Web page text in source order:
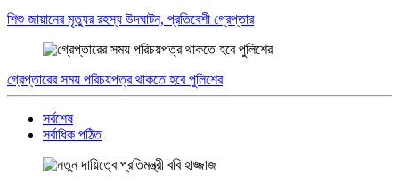
শিশু জায়ানের মৃত্যুর রহস্য উদঘাটন, প্রতিবেশী গ্রেপ্তার
গ্রেপ্তারের সময় পরিচয়পত্র থাকতে হবে পুলিশের
সর্বশেষ
সর্বাধিক পঠিত